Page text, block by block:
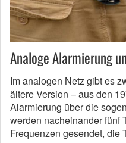
Analoge Alarmierung
Im analogen Netz gibt es
ältere Version – aus den
Alarmierung über die
werden nacheinander fünf
Frequenzen gesendet, die